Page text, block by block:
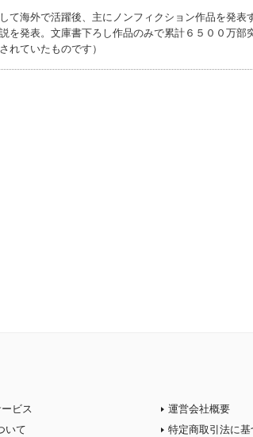
て海外で活躍後、主にノンフィクション作品を発表
を発表。文庫書下ろし作品のみで累計６５００万部
れていたものです）
ビス
いて
運営会社概要
特定商取引法に